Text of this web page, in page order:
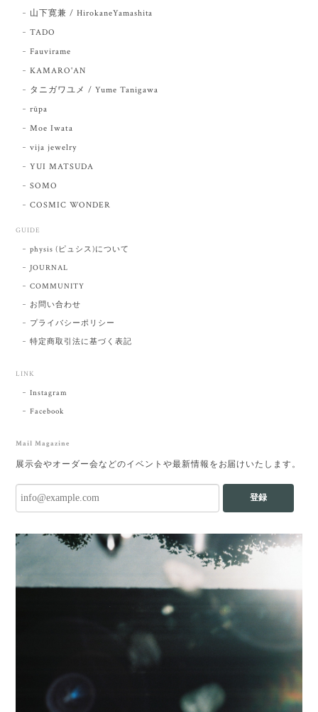
山下寛兼 / HirokaneYamashita
TADO
Fauvirame
KAMARO'AN
タニガワユメ / Yume Tanigawa
rūpa
Moe Iwata
vija jewelry
YUI MATSUDA
SOMO
COSMIC WONDER
GUIDE
physis (ピュシス)について
JOURNAL
COMMUNITY
お問い合わせ
プライバシーポリシー
特定商取引法に基づく表記
LINK
Instagram
Facebook
Mail Magazine
展示会やオーダー会などのイベントや最新情報をお届けいたします。
登録